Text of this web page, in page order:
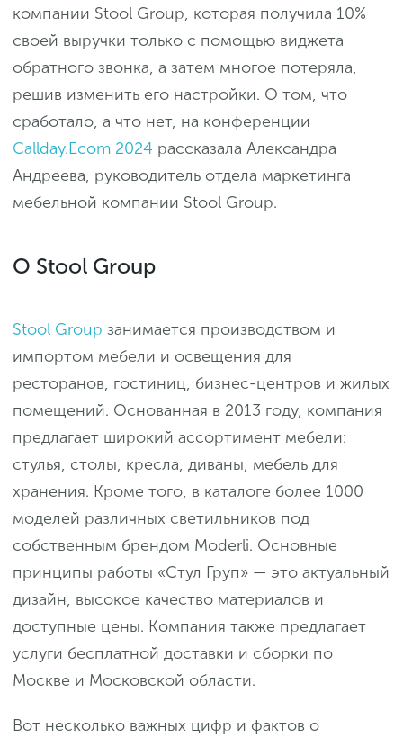
компании Stool Group, которая получила 10%
своей выручки только с помощью виджета
обратного звонка, а затем многое потеряла,
решив изменить его настройки. О том, что
сработало, а что нет, на конференции
Callday.Ecom 2024 рассказала Александра
Андреева, руководитель отдела маркетинга
мебельной компании Stool Group.
О Stool Group
Stool Group занимается производством и
импортом мебели и освещения для
ресторанов, гостиниц, бизнес-центров и жилых
помещений. Основанная в 2013 году, компания
предлагает широкий ассортимент мебели:
стулья, столы, кресла, диваны, мебель для
хранения. Кроме того, в каталоге более 1000
моделей различных светильников под
собственным брендом Moderli. Основные
принципы работы «Стул Груп» — это актуальный
дизайн, высокое качество материалов и
доступные цены. Компания также предлагает
услуги бесплатной доставки и сборки по
Москве и Московской области.
Вот несколько важных цифр и фактов о